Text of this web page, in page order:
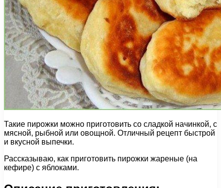
Такие пирожки можно приготовить со сладкой начинкой, с
мясной, рыбной или овощной. Отличный рецепт быстрой
и вкусной выпечки.
Рассказываю, как приготовить пирожки жареные (на
кефире) с яблоками.